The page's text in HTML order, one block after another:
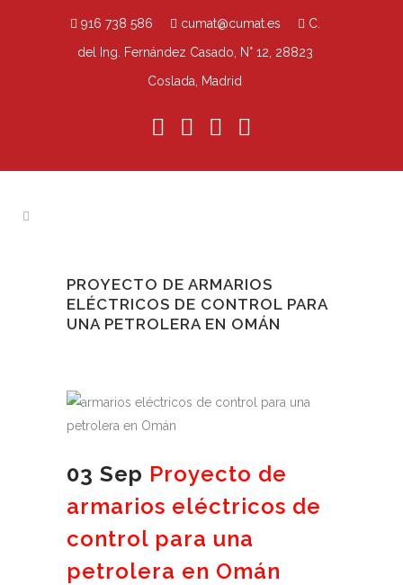
916 738 586 cumat@cumat.es
C.
del Ing. Fernández Casado, N° 12, 28823
Coslada, Madrid
PROYECTO DE ARMARIOS
ELÉCTRICOS DE CONTROL PARA
UNA PETROLERA EN OMÁN
03 Sep Proyecto de
armarios eléctricos de
control para una
petrolera en Omán